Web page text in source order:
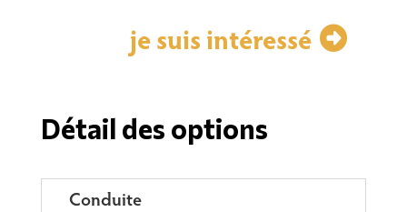
je suis intéressé
Détail des options
Conduite